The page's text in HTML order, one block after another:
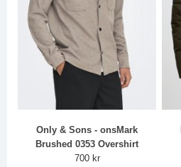
Only & Sons - onsMark
Brushed 0353 Overshirt
700 kr